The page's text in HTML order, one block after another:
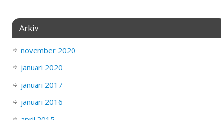
Arkiv
november 2020
januari 2020
januari 2017
januari 2016